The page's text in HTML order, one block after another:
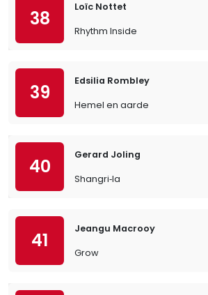
38
Loïc Nottet
Rhythm Inside
39
Edsilia Rombley
Hemel en aarde
40
Gerard Joling
Shangri‐la
41
Jeangu Macrooy
Grow